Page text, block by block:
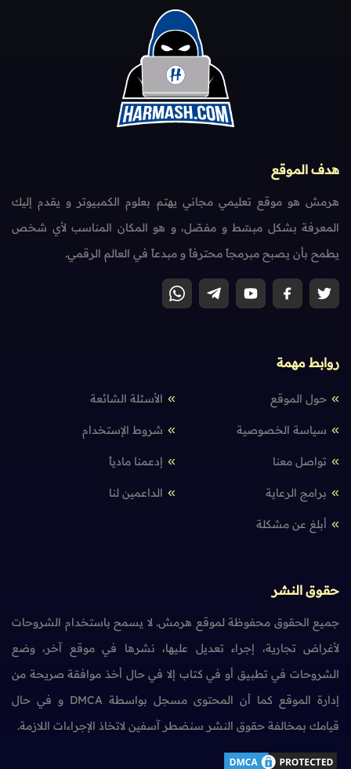
هدف الموقع
هرمش هو موقع تعليمي مجاني يهتم بعلوم الكمبيوتر و يقدم إليك
المعرفة بشكل مبسّط و مفصّل، و هو المكان المناسب لأي شخص
يطمح بأن يصبح مبرمجاً محترفاً و مبدعاً في العالم الرقمي.
روابط مهمة
حول الموقع الأسئلة الشائعة
سياسة الخصوصية شروط الإستخدام
تواصل معنا إدعمنا مادياً
برامج الرعاية الداعمين لنا
أبلغ عن مشكلة
حقوق النشر
جميع الحقوق محفوظة لموقع هرمش. لا يسمح باستخدام الشروحات
لأغراض تجارية، إجراء تعديل عليها، نشرها في موقع آخر، وضع
الشروحات في تطبيق أو في كتاب إلا في حال أخذ موافقة صريحة من
إدارة الموقع كما أن المحتوى مسجل بواسطة DMCA و في حال
قيامك بمخالفة حقوق النشر سنضطر آسفين لاتخاذ الإجراءات اللازمة.